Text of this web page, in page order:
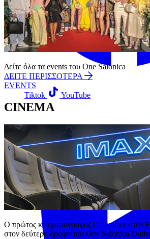
Δείτε όλα τα events του One Salonica
ΔΕΙΤΕ ΠΕΡΙΣΣΟΤΕΡΑ
EVENTS
CINEMA
Ο πρώτος κινηματογράφος Cineplexx στην
στον δεύτερο όροφο του One Salonica
Tiktok YouTube